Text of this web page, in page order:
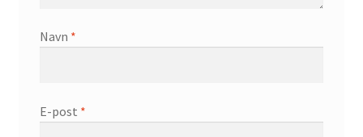
Navn *
E-post *